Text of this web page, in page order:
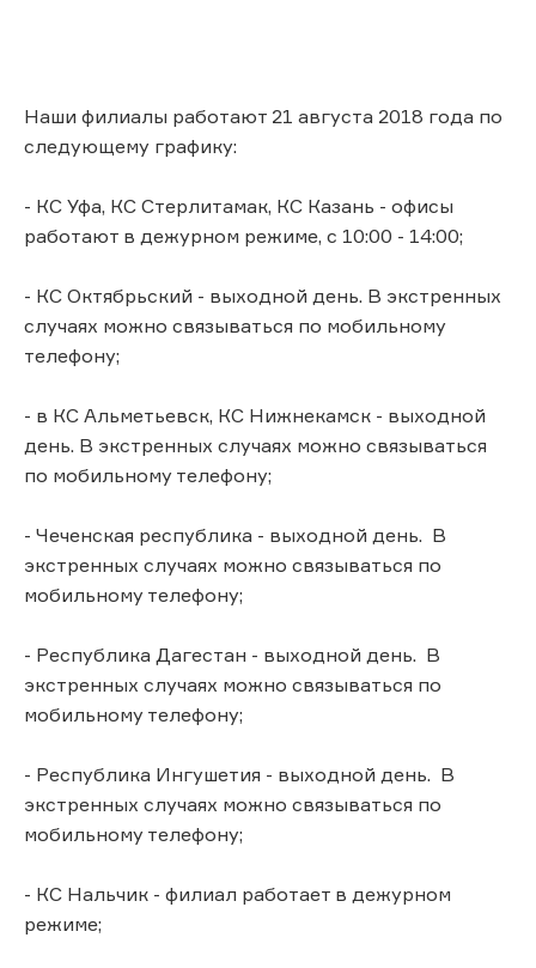
Наши филиалы работают 21 августа 2018 года по
следующему графику:
- КС Уфа, КС Стерлитамак, КС Казань - офисы
работают в дежурном режиме, с 10:00 - 14:00;
- КС Октябрьский - выходной день. В экстренных
случаях можно связываться по мобильному
телефону;
- в КС Альметьевск, КС Нижнекамск - выходной
день. В экстренных случаях можно связываться
по мобильному телефону;
- Чеченская республика - выходной день. В
экстренных случаях можно связываться по
мобильному телефону;
- Республика Дагестан - выходной день. В
экстренных случаях можно связываться по
мобильному телефону;
- Республика Ингушетия - выходной день. В
экстренных случаях можно связываться по
мобильному телефону;
- КС Нальчик - филиал работает в дежурном
режиме;